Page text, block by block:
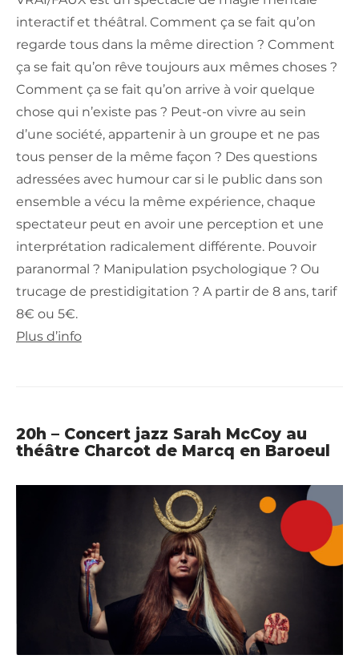
interactif et théâtral. Comment ça se fait qu’on
regarde tous dans la même direction ? Comment
ça se fait qu’on rêve toujours aux mêmes choses ?
Comment ça se fait qu’on arrive à voir quelque
chose qui n’existe pas ? Peut-on vivre au sein
d’une société, appartenir à un groupe et ne pas
tous penser de la même façon ? Des questions
adressées avec humour car si le public dans son
ensemble a vécu la même expérience, chaque
spectateur peut en avoir une perception et une
interprétation radicalement différente. Pouvoir
paranormal ? Manipulation psychologique ? Ou
trucage de prestidigitation ? A partir de 8 ans, tarif
8€ ou 5€.
Plus d’info
20h – Concert jazz Sarah McCoy au
théâtre Charcot de Marcq en Baroeul